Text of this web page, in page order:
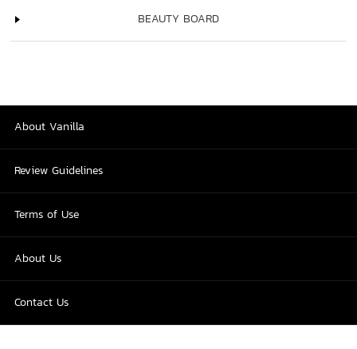
BEAUTY BOARD
About Vanilla
Review Guidelines
Terms of Use
About Us
Contact Us